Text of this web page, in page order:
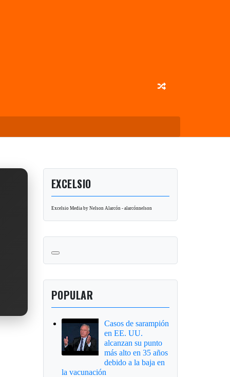
EXCELSIO
Excelsio Media by Nelson Alarcón - alarcónnelson
POPULAR
Casos de sarampión
en EE. UU.
alcanzan su punto
más alto en 35 años
debido a la baja en
la vacunación